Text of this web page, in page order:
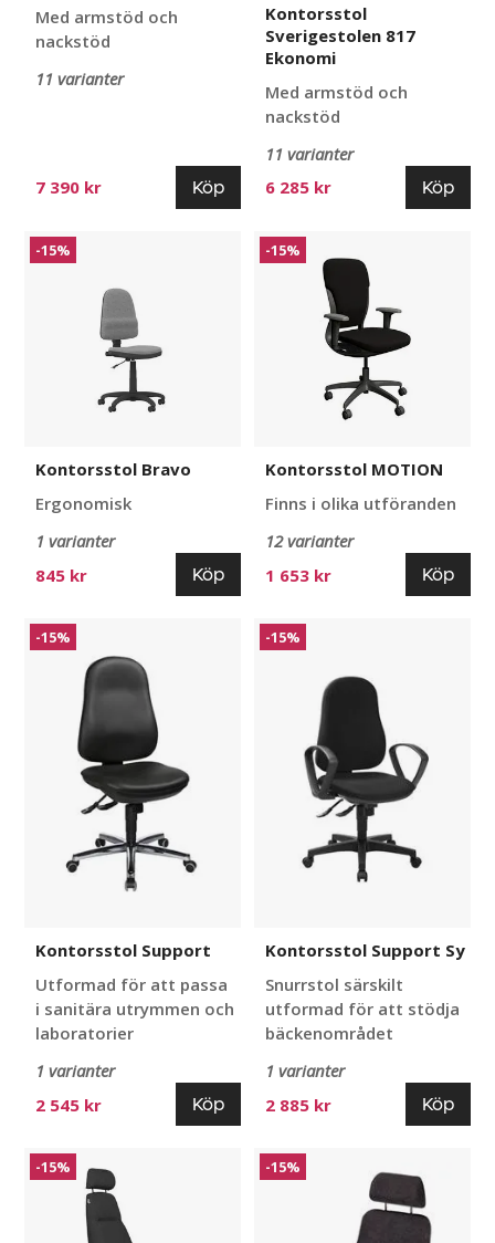
Med armstöd och
nackstöd
11 varianter
7 390 kr Köp
Kontorsstol
Sverigestolen 817
Ekonomi
Med armstöd och
nackstöd
11 varianter
6 285 kr
Köp
Kontorsstol
Bravo
-15%
Kontorsstol Bravo
Ergonomisk
1 varianter
845 kr
Köp
Kontorsstol
MOTION
-15%
Kontorsstol MOTION
Finns i olika utföranden
12 varianter
1 653 kr
Köp
Kontorsstol
Support
-15%
Kontorsstol Support
Utformad för att passa
i sanitära utrymmen och
laboratorier
1 varianter
2 545 kr
Köp
Kontorsstol
Support
-15%
Kontorsstol Support Sy
Snurrstol särskilt
utformad för att stödja
bäckenområdet
1 varianter
2 885 kr
Köp
Kontorsstol
Sverigestolen
-15%
Kontorsstol
Sverigestolen
-15%